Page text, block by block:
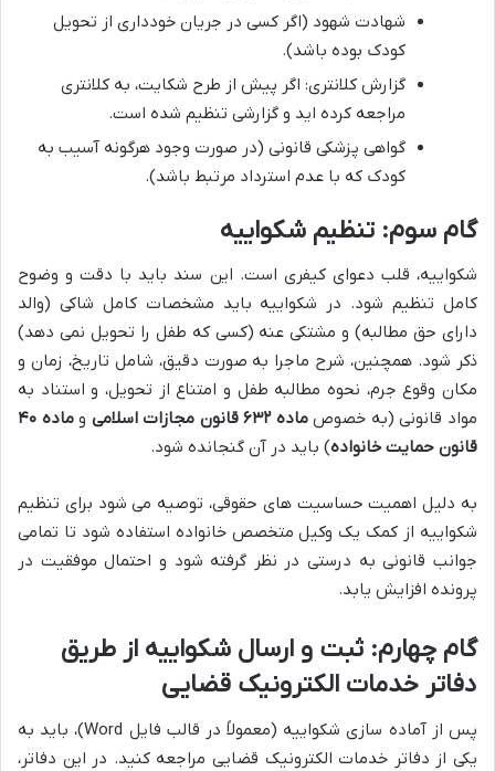
شهادت شهود (اگر کسی در جریان خودداری از تحویل
کودک بوده باشد).
گزارش کلانتری: اگر پیش از طرح شکایت، به کلانتری
مراجعه کرده اید و گزارشی تنظیم شده است.
گواهی پزشکی قانونی (در صورت وجود هرگونه آسیب به
کودک که با عدم استرداد مرتبط باشد).
گام سوم: تنظیم شکواییه
شکواییه، قلب دعوای کیفری است. این سند باید با دقت و وضوح
کامل تنظیم شود. در شکواییه باید مشخصات کامل شاکی (والد
دارای حق مطالبه) و مشتکی عنه (کسی که طفل را تحویل نمی دهد)
ذکر شود. همچنین، شرح ماجرا به صورت دقیق، شامل تاریخ، زمان و
مکان وقوع جرم، نحوه مطالبه طفل و امتناع از تحویل، و استناد به
مواد قانونی (به خصوصماده ۶۳۲ قانون مجازات اسلامی و
ماده ۴۰
قانون حمایت خانواده) باید در آن گنجانده شود.
به دلیل اهمیت حساسیت های حقوقی، توصیه می شود برای تنظیم
شکواییه از کمک یک وکیل متخصص خانواده استفاده شود تا تمامی
جوانب قانونی به درستی در نظر گرفته شود و احتمال موفقیت در
پرونده افزایش یابد.
گام چهارم: ثبت و ارسال شکواییه از طریق
دفاتر خدمات الکترونیک قضایی
پس از آماده سازی شکواییه (معمولاً در قالب فایل Word)، باید به
یکی از دفاتر خدمات الکترونیک قضایی مراجعه کنید. در این دفاتر،